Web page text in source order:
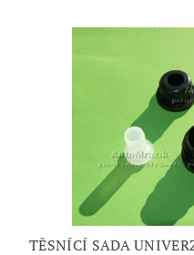
TĚSNÍCÍ SADA